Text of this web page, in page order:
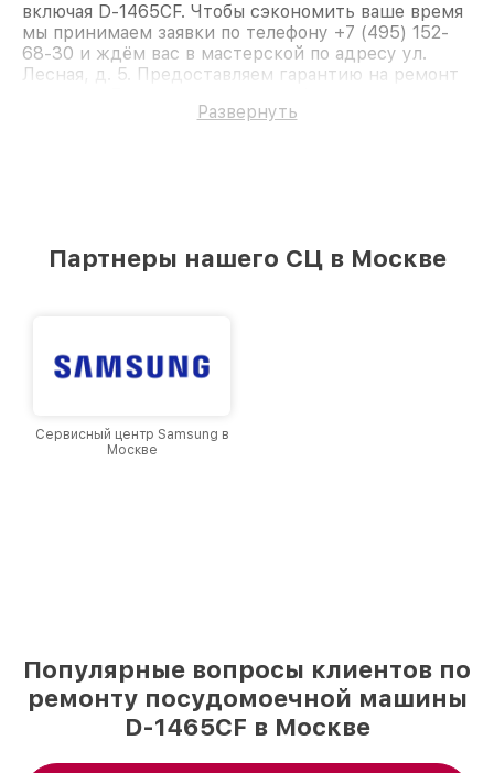
включая D-1465CF. Чтобы сэкономить ваше время
мы принимаем заявки по телефону +7 (495) 152-
68-30 и ждём вас в мастерской по адресу ул.
Лесная, д. 5. Предоставляем гарантию на ремонт
Развернуть
Партнеры нашего СЦ в Москве
Сервисный центр Samsung в
Москве
Популярные вопросы клиентов по
ремонту посудомоечной машины
D-1465CF в Москве